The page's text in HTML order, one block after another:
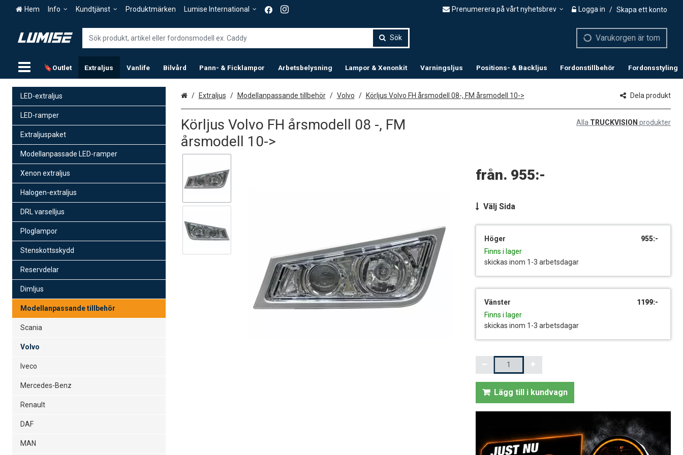
Hem Info Kundtjänst Produktmärken Lumise International Prenumerera på vårt nyhetsbrev Logga in / Skapa ett konto
Sök Varukorgen är tom
🔖Outlet Extraljus Vanlife Bilvård Pann- & Ficklampor Arbetsbelysning Lampor & Xenonkit Varningsljus Positions- & Backljus Fordonstillbehör Fordonsstyling
LED-extraljus
LED-ramper
Extraljuspaket
Modellanpassade LED-ramper
Xenon extraljus
Halogen-extraljus
DRL varselljus
Ploglampor
Stenskottsskydd
Reservdelar
Dimljus
Modellanpassande tillbehör
Scania
Volvo
Iveco
Mercedes-Benz
Renault
DAF
MAN
Dela produkt
HemExtraljus Modellanpassande tillbehör Volvo Körljus Volvo FH årsmodell 08-, FM årsmodell 10->
Körljus Volvo FH årsmodell 08 -, FM
årsmodell 10->
Alla TRUCKVISION produkter
Välj Sida
955:-
Höger
Finns i lager
skickas inom 1-3 arbetsdagar
1199:-
Vänster
Finns i lager
skickas inom 1-3 arbetsdagar
Mängd
Lägg till i kundvagn